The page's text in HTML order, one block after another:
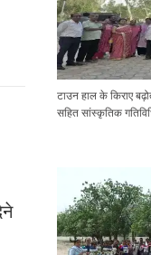
टाउन हाल के किराए
सहित सांस्कृतिक